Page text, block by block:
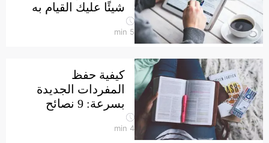
شيئًا عليك القيام به
5
min
كيفية حفظ
المفردات الجديدة
بسرعة: 9 نصائح
4
min